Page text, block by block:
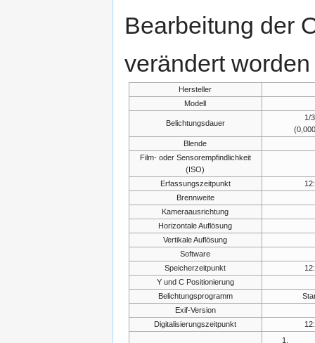
Bearbeitung der
verändert
Hersteller
Modell
Belichtungsdauer
1/
Blende
Film- oder Sensorempfindlichkeit
(ISO)
Erfassungszeitpunkt
Brennweite
Kameraausrichtung
Horizontale Auflösung
Vertikale Auflösung
Software
Speicherzeitpunkt
Y und C Positionierung
Belichtungsprogramm
Exif-Version
Digitalisierungszeitpunkt